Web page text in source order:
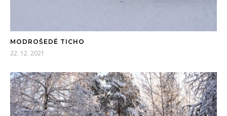
MODROŠEDÉ TICHO
22. 12. 2021